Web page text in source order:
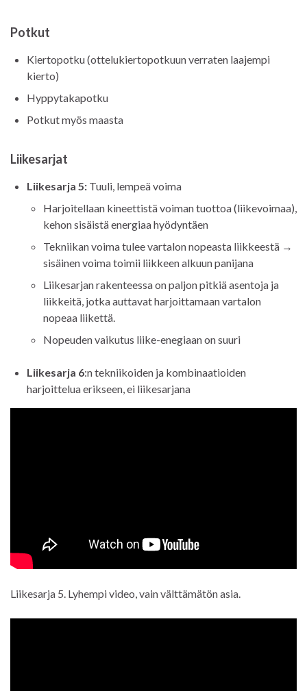
Potkut
Kiertopotku (ottelukiertopotkuun verraten laajempi
kierto)
Hyppytakapotku
Potkut myös maasta
Liikesarjat
Liikesarja 5: Tuuli, lempeä voima
Harjoitellaan kineettistä voiman tuottoa (liikevoimaa),
kehon sisäistä energiaa hyödyntäen
Tekniikan voima tulee vartalon nopeasta liikkeestä →
sisäinen voima toimii liikkeen alkuun panijana
Liikesarjan rakenteessa on paljon pitkiä asentoja ja
liikkeitä, jotka auttavat harjoittamaan vartalon
nopeaa liikettä.
Nopeuden vaikutus liike-enegiaan on suuri
Liikesarja 6:n tekniikoiden ja kombinaatioiden
harjoittelua erikseen, ei liikesarjana
Liikesarja 5. Lyhempi video, vain välttämätön asia.